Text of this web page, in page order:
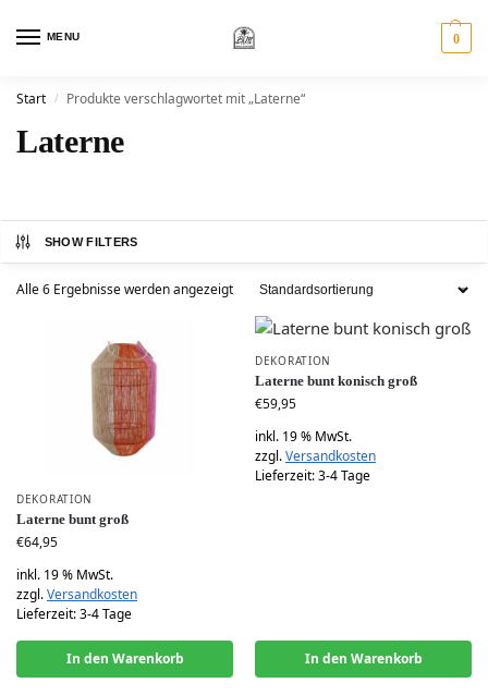
MENU 0
Start / Produkte verschlagwortet mit „Laterne“
Laterne
SHOW FILTERS
Alle 6 Ergebnisse werden angezeigt
DEKORATION
Laterne bunt groß
€64,95
inkl. 19 % MwSt.
zzgl.Versandkosten
Lieferzeit:3-4 Tage
In den Warenkorb
DEKORATION
Laterne bunt konisch groß
€59,95
inkl. 19 % MwSt.
zzgl.Versandkosten
Lieferzeit:3-4 Tage
In den Warenkorb